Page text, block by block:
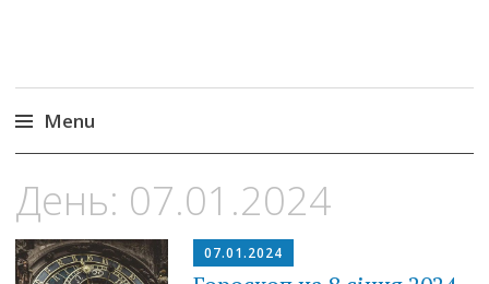
Menu
to
content
День: 07.01.2024
07.01.2024